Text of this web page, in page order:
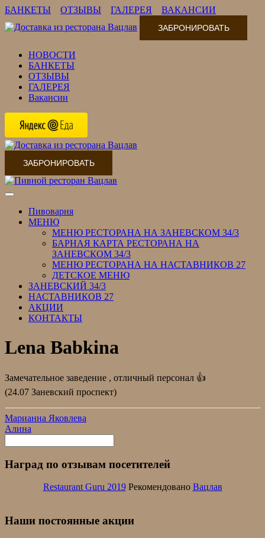
БАНКЕТЫ ОТЗЫВЫ ГАЛЕРЕЯ ВАКАНСИИ
ЗАБРОНИРОВАТЬ
НОВОСТИ
БАНКЕТЫ
ОТЗЫВЫ
ГАЛЕРЕЯ
Вакансии
ЗАБРОНИРОВАТЬ
Переключить
навигациюПивоварня
МЕНЮ
МЕНЮ РЕСТОРАНА НА ЗАНЕВСКОМ 34/3
БАРНАЯ КАРТА РЕСТОРАНА НА
ЗАНЕВСКОМ 34/3
МЕНЮ РЕСТОРАНА НА НАСТАВНИКОВ 27
ДЕТСКОЕ МЕНЮ
ЗАНЕВСКИЙ 34/3
НАСТАВНИКОВ 27
АКЦИИ
КОНТАКТЫ
Lena Babkina
Замечательное заведение , отличный персонал 👍
(24.07 Заневский проспект)
Марианна Яковлева
Алина
Наград по отзывам посетителей
Restaurant Guru 2019 Рекомендовано Вацлав
Наши постоянные акции